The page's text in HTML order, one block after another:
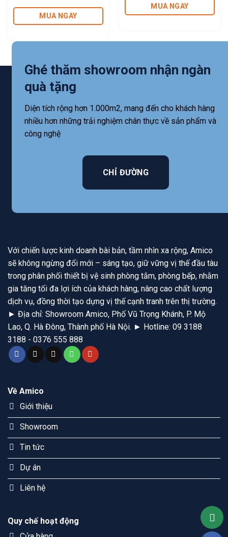
MUA NGAY
MUA NGAY
Ghé thăm showroom nhận ngàn
quà tặng
Diện tích rộng hơn 1.000m2, mang đến cho khách hàng
nhiều hơn những trải nghiệm chân thực về sản phẩm và
công nghệ
CHỈ ĐƯỜNG
Với chiến lược kinh doanh bài bản, tầm nhìn xa rộng, Amico
sẽ không ngừng đổi mới – sáng tạo, giữ vững vị thế đầu tàu
trong phân phối thiết bị vệ sinh phòng tắm, phòng bếp, nhằm
gia tăng tối đa lợi ích của khách hàng, nâng cao chất lượng
dịch vụ, đồng thời tạo dựng vị thế cạnh tranh trên thị trường.
► Địa chỉ: Showroom Amico, Phố Vũ Trọng Khánh, P. Mộ
Lao, Q. Hà Đông, Thành phố Hà Nội. ► Hotline: 09 3188
3188 - 0376 555 888
Về Amico
Giới thiệu
Showroom
Tin tức
Dự án
Liên hệ
Quy chế hoạt động